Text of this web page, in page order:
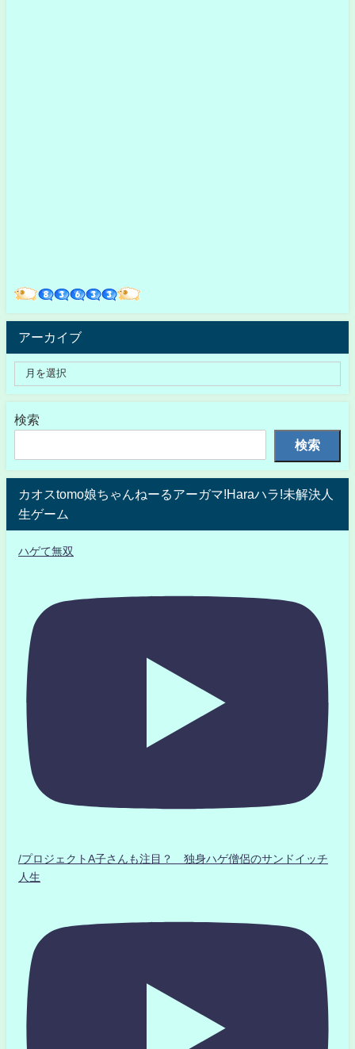
アーカイブ
検索
検索
カオスtomo娘ちゃんねーるアーガマ!Haraハラ!未解決人
生ゲーム
ハゲて無双
/プロジェクトA子さんも注目？ 独身ハゲ僧侶のサンドイッチ
人生